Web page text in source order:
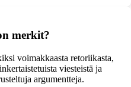
merkit?
voimakkaasta retoriikasta,
viesteistä ja
argumentteja.